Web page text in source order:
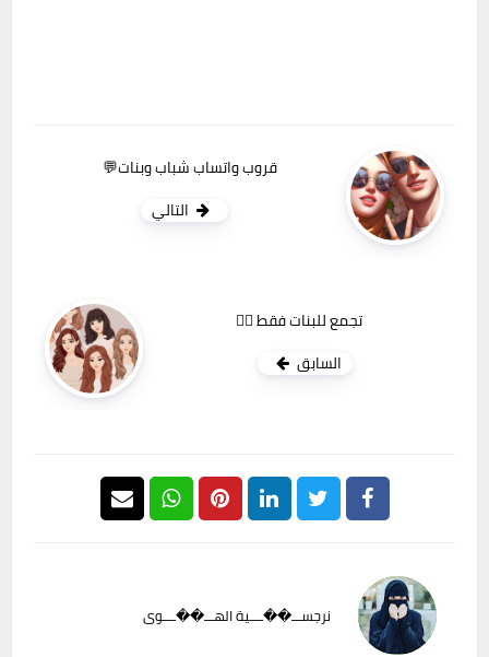
قروب واتساب شباب وبنات💬
التالي
تجمع للبنات فقط ❤‍🔥
السابق
نرجســـ��ــــية الهـــ��ــــوى